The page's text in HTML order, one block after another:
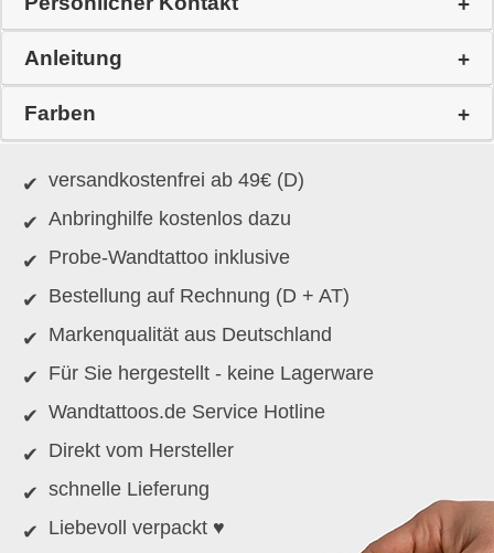
Anleitung
Farben
versandkostenfrei ab 49€ (D)
Anbringhilfe kostenlos dazu
Probe-Wandtattoo inklusive
Bestellung auf Rechnung (D + AT)
Markenqualität aus Deutschland
Für Sie hergestellt - keine Lagerware
Wandtattoos.de Service Hotline
Direkt vom Hersteller
schnelle Lieferung
Liebevoll verpackt ♥